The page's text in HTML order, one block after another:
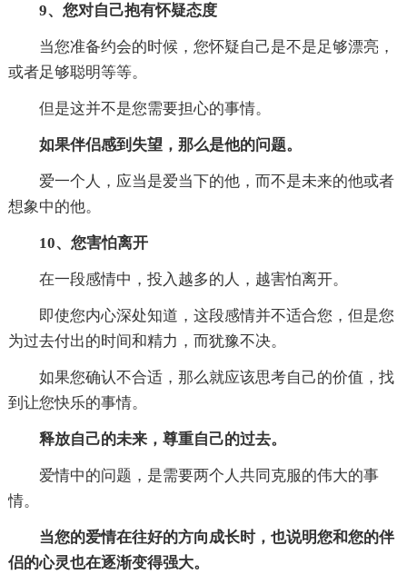
9、您对自己抱有怀疑态度
当您准备约会的时候，您怀疑自己是不是足够漂亮，
或者足够聪明等等。
但是这并不是您需要担心的事情。
如果伴侣感到失望，那么是他的问题。
爱一个人，应当是爱当下的他，而不是未来的他或者
想象中的他。
10、您害怕离开
在一段感情中，投入越多的人，越害怕离开。
即使您内心深处知道，这段感情并不适合您，但是您
为过去付出的时间和精力，而犹豫不决。
如果您确认不合适，那么就应该思考自己的价值，找
到让您快乐的事情。
释放自己的未来，尊重自己的过去。
爱情中的问题，是需要两个人共同克服的伟大的事
情。
当您的爱情在往好的方向成长时，也说明您和您的伴
侣的心灵也在逐渐变得强大。